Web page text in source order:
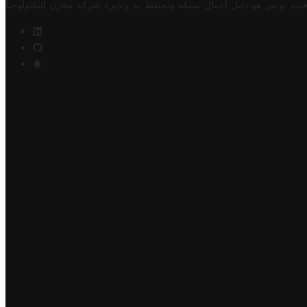
تونس هو دليل أعمال تملكه وتحتفظ به وتديره شركة مخزن التكنولوجيا